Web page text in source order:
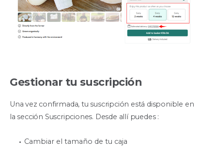
Gestionar tu suscripción
Una vez confirmada, tu suscripción está disponible en
la sección Suscripciones. Desde allí puedes :
Cambiar el tamaño de tu caja